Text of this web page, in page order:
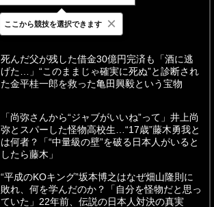
最新 24時間 週間
死んだ父が残した借金30億円完済も「酒に逃
げた…」“このままじゃ確実に死ぬ”と診断され
た金平桂一郎を救った亀田興毅という宝物
「尚弥さんから“ジャブがいいね”って」井上尚
弥とスパーした怪物高校生…“17歳”藤木勇我と
は何者？「“中量級の壁”を破る日本人がいると
したら藤木」
“平成のKOキング”坂本博之はなぜ畑山隆則に
敗れ、何を学んだのか？「自分を怪物だと思っ
ていた」22年前、伝説の日本人対決の真実
ここから競技を選択できます ×